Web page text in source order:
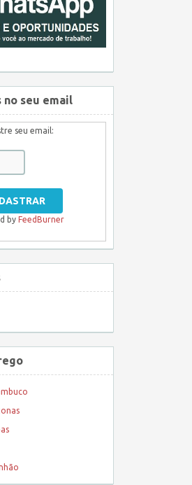
no seu email
seu email:
by FeedBurner